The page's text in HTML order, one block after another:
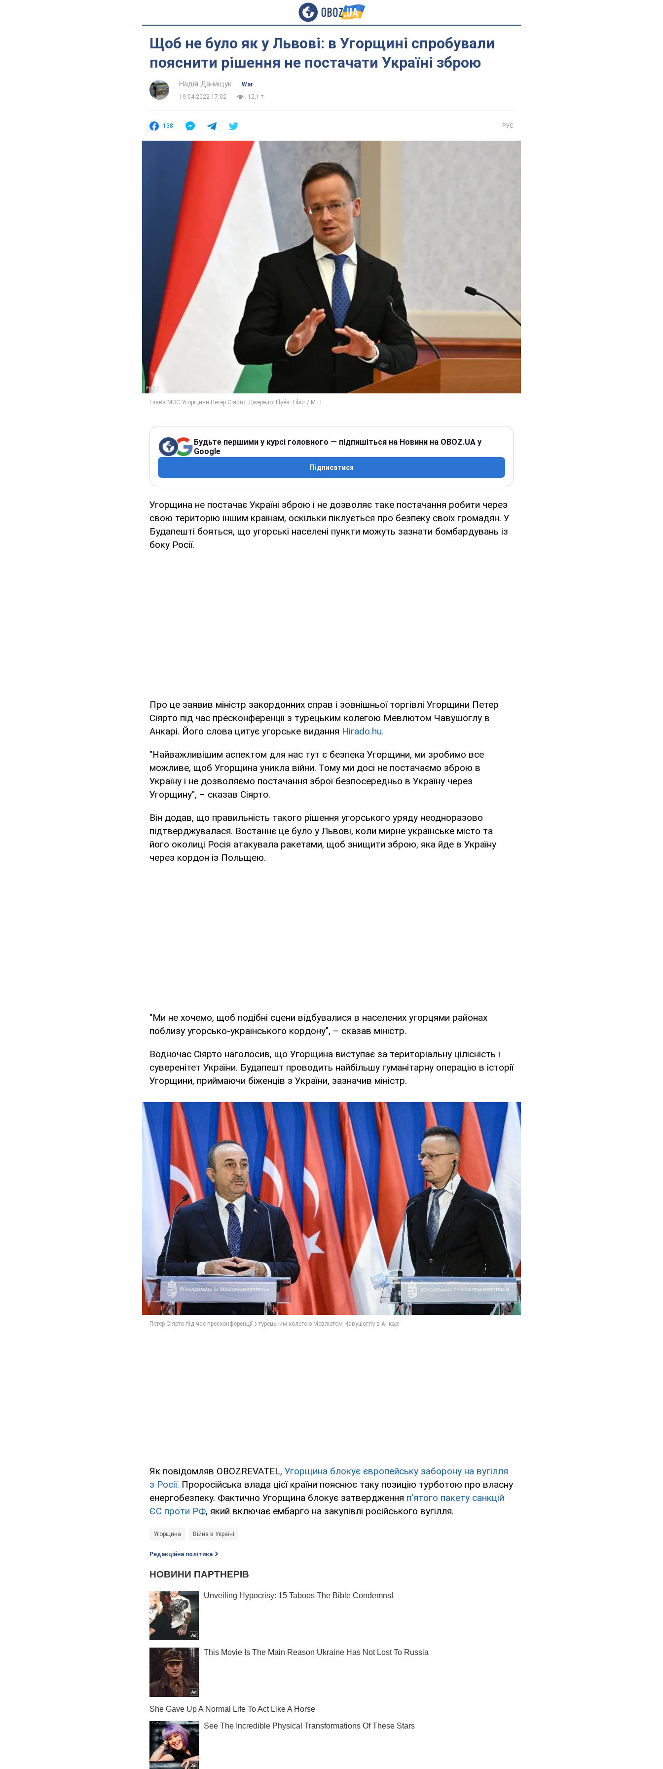
Щоб не було як у Львові: в Угорщині спробували
пояснити рішення не постачати Україні зброю
Надія Данищук
War
19.04.2022 17:02
12,1 т.
138 РУС
Будьте першими у курсі головного — підпишіться на Новини на OBOZ.UA у
Google
Підписатися
Угорщина не постачає Україні зброю і не дозволяє таке постачання робити через
свою територію іншим країнам, оскільки піклується про безпеку своїх громадян. У
Будапешті бояться, що угорські населені пункти можуть зазнати бомбардувань із
боку Росії.
Про це заявив міністр закордонних справ і зовнішньої торгівлі Угорщини Петер
Сіярто під час пресконференції з турецьким колегою Мевлютом Чавушоглу в
Анкарі. Його слова цитує угорське видання Hirado.hu.
"Найважливішим аспектом для нас тут є безпека Угорщини, ми зробимо все
можливе, щоб Угорщина уникла війни. Тому ми досі не постачаємо зброю в
Україну і не дозволяємо постачання зброї безпосередньо в Україну через
Угорщину", – сказав Сіярто.
Він додав, що правильність такого рішення угорського уряду неодноразово
підтверджувалася. Востаннє це було у Львові, коли мирне українське місто та
його околиці Росія атакувала ракетами, щоб знищити зброю, яка йде в Україну
через кордон із Польщею.
"Ми не хочемо, щоб подібні сцени відбувалися в населених угорцями районах
поблизу угорсько-українського кордону", – сказав міністр.
Водночас Сіярто наголосив, що Угорщина виступає за територіальну цілісність і
суверенітет України. Будапешт проводить найбільшу гуманітарну операцію в історії
Угорщини, приймаючи біженців з України, зазначив міністр.
Як повідомляв OBOZREVATEL, Угорщина блокує європейську заборону на вугілля
з Росії. Проросійська влада цієї країни пояснює таку позицію турботою про власну
енергобезпеку. Фактично Угорщина блокує затвердження п'ятого пакету санкцій
ЄС проти РФ, який включає ембарго на закупівлі російського вугілля.
Угорщина Війна в Україні
Редакційна політика